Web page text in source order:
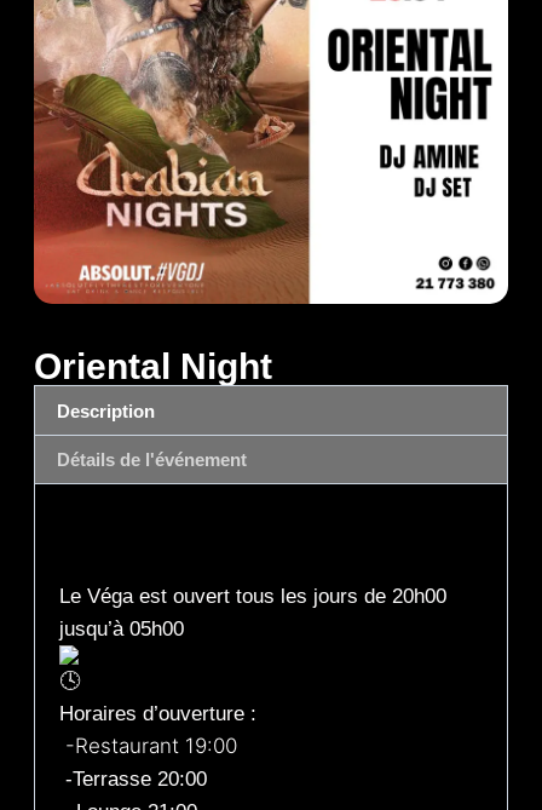
Oriental Night
Description
Détails de l'événement
Le Véga est ouvert tous les jours de 20h00
jusqu’à 05h00
Horaires d’ouverture :
-Restaurant 19:00
-Terrasse 20:00